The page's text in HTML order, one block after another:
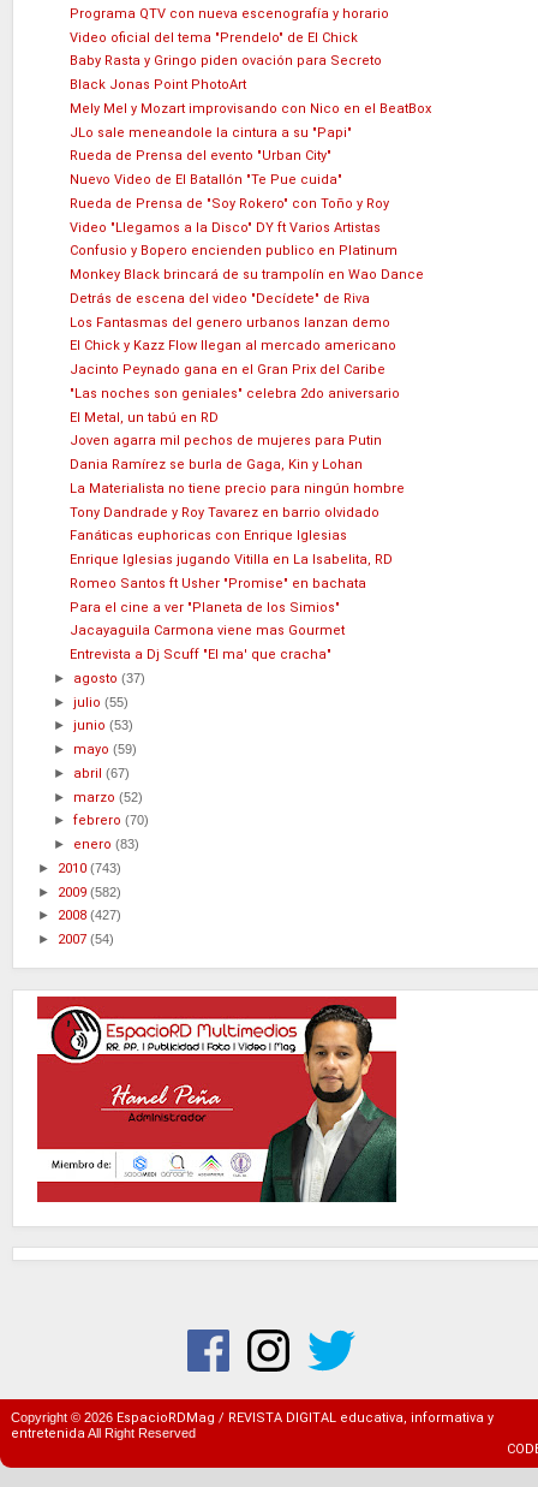
Programa QTV con nueva escenografía y horario
Video oficial del tema "Prendelo" de El Chick
Baby Rasta y Gringo piden ovación para Secreto
Black Jonas Point PhotoArt
Mely Mel y Mozart improvisando con Nico en el BeatBox
JLo sale meneandole la cintura a su "Papi"
Rueda de Prensa del evento "Urban City"
Nuevo Video de El Batallón "Te Pue cuida"
Rueda de Prensa de "Soy Rokero" con Toño y Roy
Video "Llegamos a la Disco" DY ft Varios Artistas
Confusio y Bopero encienden publico en Platinum
Monkey Black brincará de su trampolín en Wao Dance
Detrás de escena del video "Decídete" de Riva
Los Fantasmas del genero urbanos lanzan demo
El Chick y Kazz Flow llegan al mercado americano
Jacinto Peynado gana en el Gran Prix del Caribe
"Las noches son geniales" celebra 2do aniversario
El Metal, un tabú en RD
Joven agarra mil pechos de mujeres para Putin
Dania Ramírez se burla de Gaga, Kin y Lohan
La Materialista no tiene precio para ningún hombre
Tony Dandrade y Roy Tavarez en barrio olvidado
Fanáticas euphoricas con Enrique Iglesias
Enrique Iglesias jugando Vitilla en La Isabelita, RD
Romeo Santos ft Usher "Promise" en bachata
Para el cine a ver "Planeta de los Simios"
Jacayaguila Carmona viene mas Gourmet
Entrevista a Dj Scuff "El ma' que cracha"
► agosto(37)
►julio(55)
►junio(53)
► mayo(59)
► abril(67)
► marzo(52)
►febrero(70)
► enero(83)
► 2010 (743)
► 2009 (582)
► 2008 (427)
► 2007 (54)
Copyright © 2026 EspacioRDMag / REVISTA DIGITAL educativa, informativa y
entretenidaAll Right Reserved